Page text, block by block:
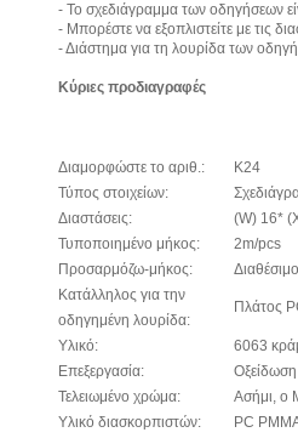
- Το σχεδιάγραμμα των οδηγήσεων
- Μπορέστε να εξοπλιστείτε με τις
- Διάστημα για τη λουρίδα των
Κύριες προδιαγραφές
Διαμορφώστε το αριθ.:
K24
Τύπος στοιχείων:
Διαστάσεις:
(W) 16*
Τυποποιημένο μήκος:
2m/pcs
Προσαρμόζω-μήκος:
Κατάλληλος για την
οδηγημένη λουρίδα:
Πλάτος
Υλικό:
6063
Επεξεργασία:
Τελειωμένο χρώμα:
Ασήμι, ο
Υλικό διασκορπιστών:
PC